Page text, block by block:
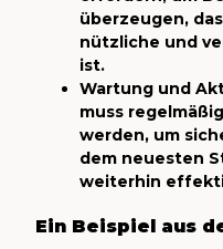
überzeugen,
nützliche und
ist.
Wartung und
muss
werden, um
dem neuesten
weiterhin
Ein Beispiel aus